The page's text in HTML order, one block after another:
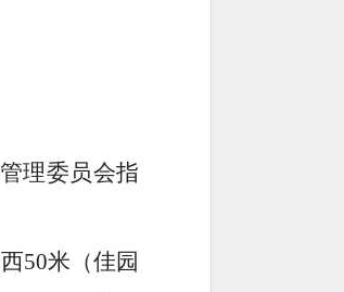
理委员会指
50米（佳园